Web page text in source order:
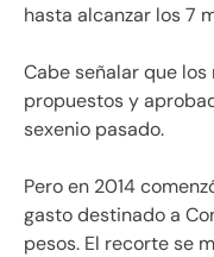
hasta alcanzar los 7
Cabe señalar que
propuestos y
sexenio pasado.
Pero en 2014
gasto destinado a
pesos. El recorte se